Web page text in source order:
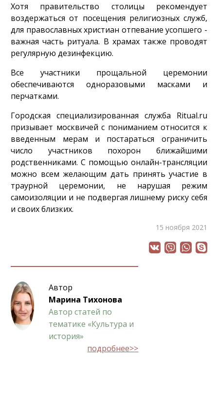
Хотя правительство столицы рекомендует
воздержаться от посещения религиозных служб,
для православных христиан отпевание усопшего -
важная часть ритуала. В храмах также проводят
регулярную дезинфекцию.
Все участники прощальной церемонии
обеспечиваются одноразовыми масками и
перчатками.
Городская специализированная служба Ritual.ru
призывает москвичей с пониманием относится к
введенным мерам и постараться ограничить
число участников похорон ближайшими
родственниками. С помощью онлайн-трансляции
можно всем желающим дать принять участие в
траурной церемонии, не нарушая режим
самоизоляции и не подвергая лишнему риску себя
и своих близких.
15 ноября 2021
Автор
Марина Тихонова
Автор статей по
тематике «Культура и
история»
подробнее>>